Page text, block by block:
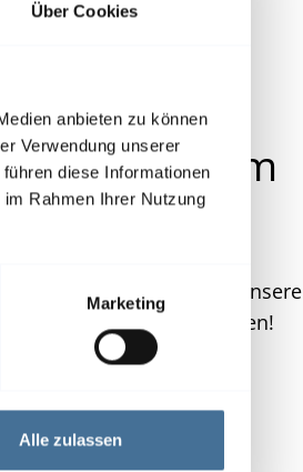
Über Cookies
anbieten zu können
Verwendung unserer
diese Informationen
Rahmen Ihrer Nutzung
Marketing
Alle zulassen
im
individuellen Lösungen unsere
Sie sich davon inspirieren!